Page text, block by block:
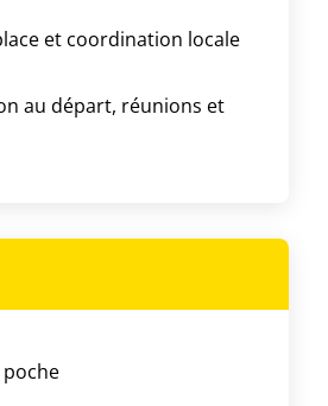
et coordination locale
au départ, réunions et